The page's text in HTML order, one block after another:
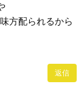
方配られるから
返信